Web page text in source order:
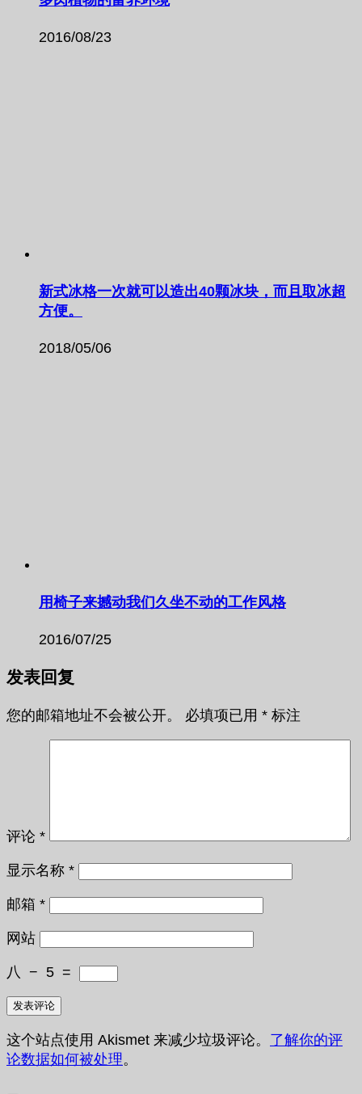
2016/08/23
新式冰格一次就可以造出40颗冰块，而且取冰超
方便。
2018/05/06
用椅子来撼动我们久坐不动的工作风格
2016/07/25
发表回复
您的邮箱地址不会被公开。 必填项已用 * 标注
评论 *
显示名称 *
邮箱 *
网站
八 − 5 =
这个站点使用 Akismet 来减少垃圾评论。 了解你的评
论数据如何被处理。